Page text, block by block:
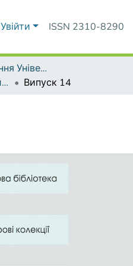
Увійти ISSN 2310-8290
Серіальні видання Університету
Міжнародний науковий форум: соціологія, психологія, педагогіка, менеджмент
Випуск 14